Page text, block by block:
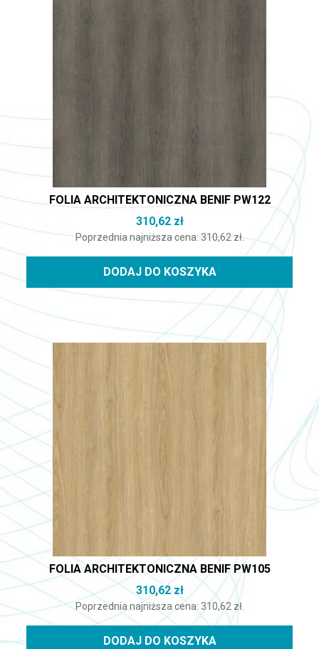
FOLIA ARCHITEKTONICZNA BENIF PW122
310,62 zł
Poprzednia najniższa cena:310,62 zł.
DODAJ DO KOSZYKA
FOLIA ARCHITEKTONICZNA BENIF PW105
310,62 zł
Poprzednia najniższa cena: 310,62 zł.
DODAJ DO KOSZYKA